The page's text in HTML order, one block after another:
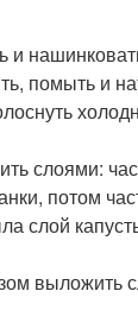
и
помыть и
слоями:
потом
слой
выложить